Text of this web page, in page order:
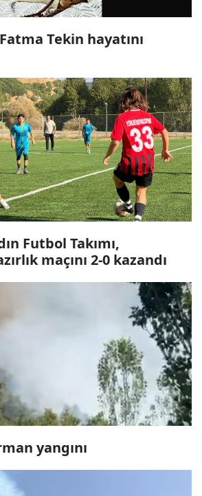
Tekin hayatını
Futbol Takımı,
maçını 2-0 kazandı
yangını